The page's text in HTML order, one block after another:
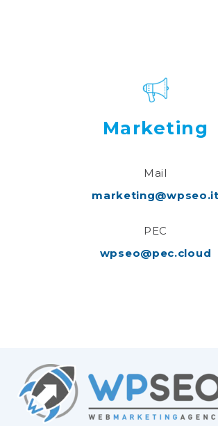
Marketing
Mail
marketing@wpseo.it
PEC
wpseo@pec.cloud